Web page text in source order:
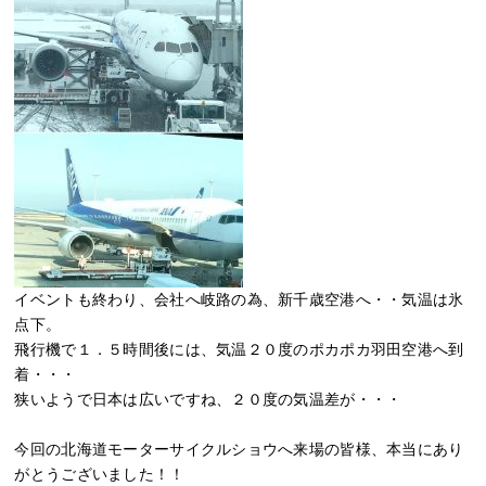
イベントも終わり、会社へ岐路の為、新千歳空港へ・・気温は氷
点下。
飛行機で１．５時間後には、気温２０度のポカポカ羽田空港へ到
着・・・
狭いようで日本は広いですね、２０度の気温差が・・・
今回の北海道モーターサイクルショウへ来場の皆様、本当にあり
がとうございました！！